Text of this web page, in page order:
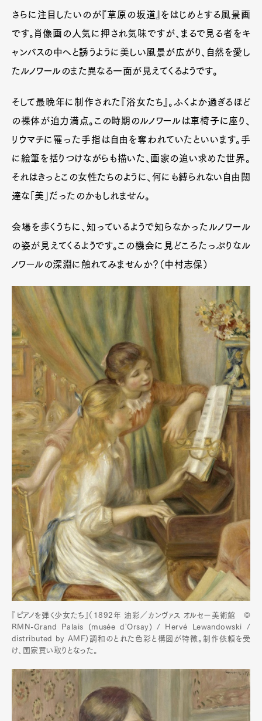
さらに注目したいのが『草原の坂道』をはじめとする風景画
です。肖像画の人気に押され気味ですが、まるで見る者をキ
ャンバスの中へと誘うように美しい風景が広がり、自然を愛し
たルノワールのまた異なる一面が見えてくるようです。
そして最晩年に制作された『浴女たち』。ふくよか過ぎるほど
の裸体が迫力満点。この時期のルノワールは車椅子に座り、
リウマチに罹った手指は自由を奪われていたといいます。手
に絵筆を括りつけながらも描いた、画家の追い求めた世界。
それはきっとこの女性たちのように、何にも縛られない自由闊
達な「美」だったのかもしれません。
会場を歩くうちに、知っているようで知らなかったルノワール
の姿が見えてくるようです。この機会に見どころたっぷりなル
ノワールの深淵に触れてみませんか？（中村志保）
『ピアノを弾く少女たち』（1892年 油彩／カンヴァス オルセー美術館 ©
RMN-Grand Palais (musée d'Orsay) / Hervé Lewandowski /
distributed by AMF）調和のとれた色彩と構図が特徴。制作依頼を受
け、国家買い取りとなった。